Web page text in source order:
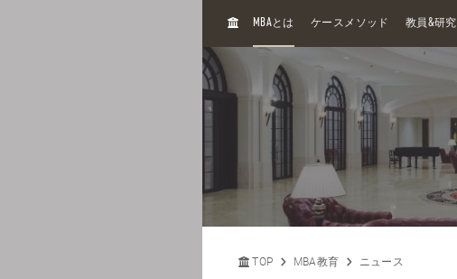
H
MBAとは ケースメソッド 教員&研究
TOP MBA教育 ニュース